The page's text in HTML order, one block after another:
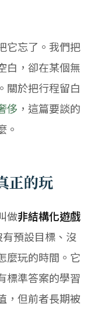
它忘了。我們把
白，卻在某個無
關於把行程留白
侈 ，這篇要談的
。
正的玩
做非結構化遊戲
有預設目標、沒
麼玩的時間。它
標準答案的學習
，但前者長期被